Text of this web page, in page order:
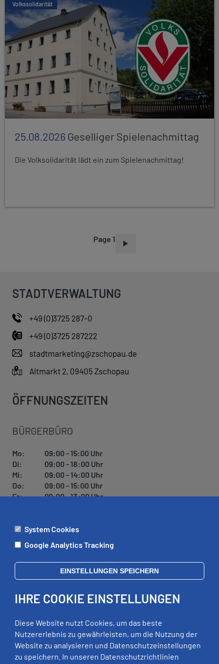
Volkssolidarität
25.08.2026Geselliger Spielenachmittag
Die Volksolidarität lädt ein zum Spielenachmittag!
Page 1
STADTVERWALTUNG
+49 (0)3725 287-0
+49 (0)3725 287222
stadtmarketing@zschopau.de
Altmarkt 2, 09405 Zschopau
ÖFFNUNGSZEITEN
BÜRGERBÜRO
Mo:
09:00 - 15:00 Uhr
Di:
09:00 - 18:00 Uhr
Mi:
09:00 - 14:00 Uhr
Do:
09:00 - 15:00 Uhr
Fr:
09:00 - 13:00 Uhr
ÄMTER
Di:
09:00 - 12:00 Uhr, 13:00 - 18:00 Uhr
Mi:
geschlossen
Fr:
09:00 - 12:00 Uhr
RECHTLICHES
System Cookies
Google Analytics Tracking
EINSTELLUNGEN SPEICHERN
IHRE COOKIE EINSTELLUNGEN
Diese Website nutzt Cookies, um das beste
Nutzererlebnis zu gewährleisten, um die Nutzung der
Website zu analysieren und Datenschutzeinstellungen
zu speichern. In unseren Datenschutzrichtlinien